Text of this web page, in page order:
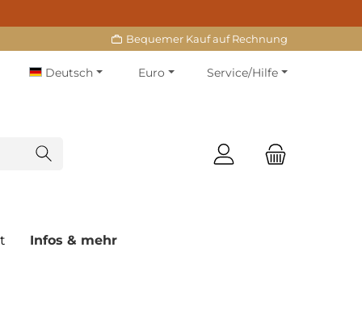
Bequemer Kauf auf Rechnung
Deutsch Euro Service/Hilfe
Infos & mehr